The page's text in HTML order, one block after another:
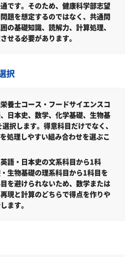
健康科学部の入試日程
康科学部の受験情報
健康科学部の入試方式
（併願）（共通／2027年度）
（指定校制推薦）〖専願〗（共通／2027
共通／2027年度）
共通／2027年度）
スト利用Ⅰ期（共通／2027年度）
テスト利用Ⅱ期（共通／2027年度）
／2027年度）
です。そのため、健康科学部志望
題を想定するのではなく、共通問
の基礎知識、読解力、計算処理、
せる必要があります。
択
養士コース・フードサイエンスコ
日本史、数学、化学基礎、生物基
択します。得意科目だけでなく、
処理しやすい組み合わせを選ぶこ
語・日本史の文系科目から1科
生物基礎の理系科目から1科目を
を避けられないため、数学または
現と計算のどちらで得点を作りや
ます。